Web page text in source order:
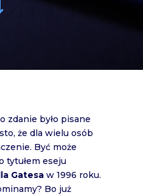
zdanie było pisane
że dla wielu osób
Być może
tytułem eseju
Gatesaw 1996 roku.
Bo już